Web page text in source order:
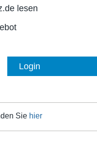
lesen
Login
Sie hier